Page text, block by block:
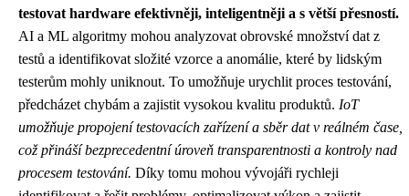
testovat hardware efektivněji, inteligentněji a s větší přesností.
AI a ML algoritmy mohou analyzovat obrovské množství dat z
testů a identifikovat složité vzorce a anomálie, které by lidským
testerům mohly uniknout. To umožňuje urychlit proces testování,
předcházet chybám a zajistit vysokou kvalitu produktů. IoT
umožňuje propojení testovacích zařízení a sběr dat v reálném čase,
což přináší bezprecedentní úroveň transparentnosti a kontroly nad
procesem testování. Díky tomu mohou vývojáři rychleji